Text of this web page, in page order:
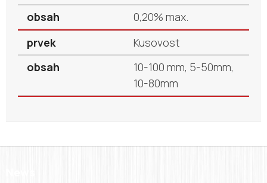
0,20% max.
Kusovost
10-100 mm, 5-50mm,
10-80mm